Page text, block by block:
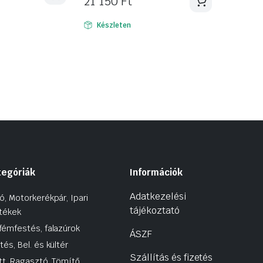
Készleten
Motorkerékpár, Ipari
falazúrok
Bel. és kültér
Információk
Adatkezelési
tájékoztató
ÁSZF
Szállítás és fizetés